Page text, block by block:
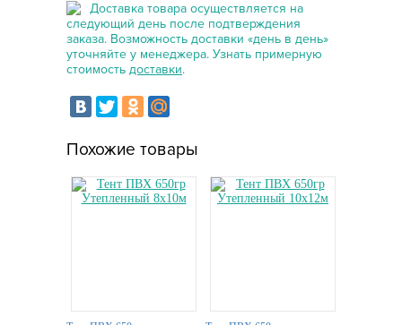
Доставка товара осуществляется на
следующий день после подтверждения
заказа. Возможность доставки «день в день»
уточняйте у менеджера. Узнать примерную
стоимость доставки.
Похожие товары